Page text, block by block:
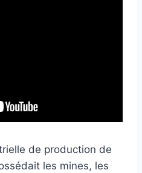
de production de
les mines, les